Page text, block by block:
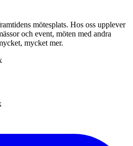
mötesplats. Hos oss upplever
och event, möten med andra
mycket mer.